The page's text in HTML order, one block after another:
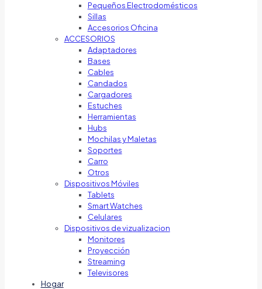
Pequeños Electrodomésticos
Sillas
Accesorios Oficina
ACCESORIOS
Adaptadores
Bases
Cables
Candados
Cargadores
Estuches
Herramientas
Hubs
Mochilas y Maletas
Soportes
Carro
Otros
Dispositivos Móviles
Tablets
Smart Watches
Celulares
Dispositivos de vizualizacion
Monitores
Proyección
Streaming
Televisores
Hogar